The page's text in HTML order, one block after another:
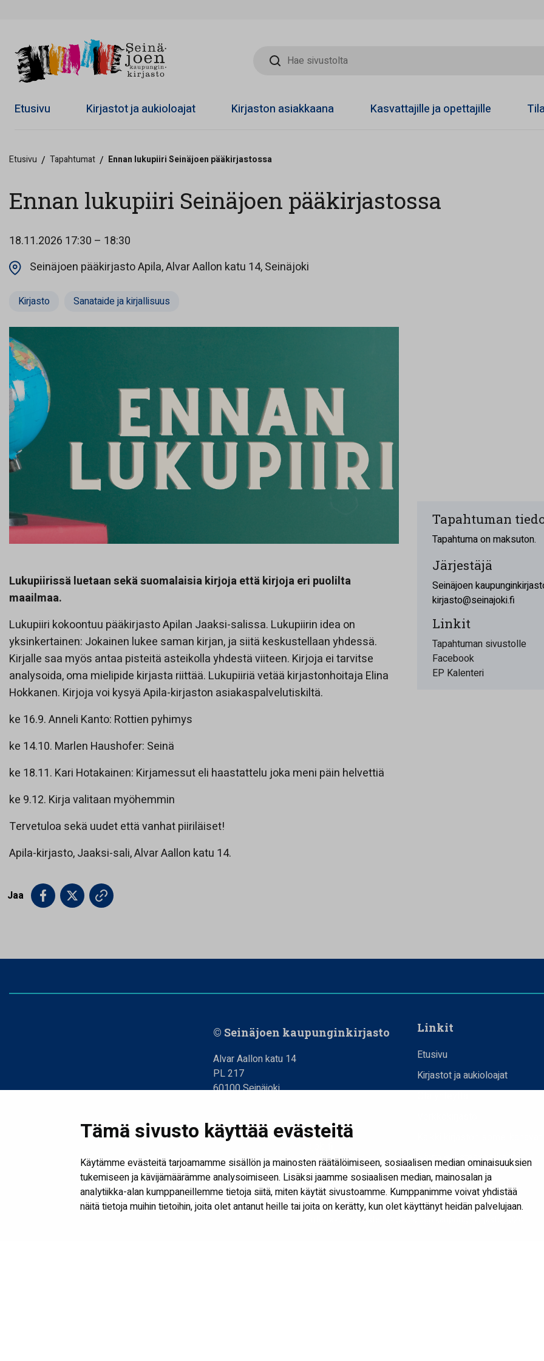
Tämä sivusto käyttää evästeitä
Käytämme evästeitä tarjoamamme sisällön ja mainosten räätälöimiseen, sosiaalisen median ominaisuuksien
tukemiseen ja kävijämäärämme analysoimiseen. Lisäksi jaamme sosiaalisen median, mainosalan ja
analytiikka-alan kumppaneillemme tietoja siitä, miten käytät sivustoamme. Kumppanimme voivat yhdistää
näitä tietoja muihin tietoihin, joita olet antanut heille tai joita on kerätty, kun olet käyttänyt heidän palvelujaan.
Hae sivustolta
Etusivu Kirjastot ja aukioloajat Kirjaston asiakkaana Kasvattajille ja opettajille
Etusivu / Tapahtumat / Ennan lukupiiri Seinäjoen pääkirjastossa
Ennan lukupiiri Seinäjoen pääkirjastossa
18.11.2026 17:30 – 18:30
Seinäjoen pääkirjasto Apila, Alvar Aallon katu 14, Seinäjoki
Kirjasto Sanataide ja kirjallisuus
Lukupiirissä luetaan sekä suomalaisia kirjoja että kirjoja eri puolilta
maailmaa.
Lukupiiri kokoontuu pääkirjasto Apilan Jaaksi-salissa. Lukupiirin idea on
yksinkertainen: Jokainen lukee saman kirjan, ja siitä keskustellaan yhdessä.
Kirjalle saa myös antaa pisteitä asteikolla yhdestä viiteen. Kirjoja ei tarvitse
analysoida, oma mielipide kirjasta riittää. Lukupiiriä vetää kirjastonhoitaja Elina
Hokkanen. Kirjoja voi kysyä Apila-kirjaston asiakaspalvelutiskiltä.
ke 16.9. Anneli Kanto: Rottien pyhimys
ke 14.10. Marlen Haushofer: Seinä
ke 18.11. Kari Hotakainen: Kirjamessut eli haastattelu joka meni päin helvettiä
ke 9.12. Kirja valitaan myöhemmin
Tervetuloa sekä uudet että vanhat piiriläiset!
Apila-kirjasto, Jaaksi-sali, Alvar Aallon katu 14.
Tapahtuman
Tapahtuma on maksuton.
Järjestäjä
Seinäjoen
kirjasto@seinajoki.fi
Linkit
Tapahtuman sivustolle
Facebook
EP Kalenteri
Jaa
© Seinäjoen kaupunginkirjasto
Alvar Aallon katu 14
PL 217
60100 Seinäjoki
kirjasto@seinajoki.fi
Linkit
Etusivu
Kirjastot ja aukioloajat
Näytä evästeasetukseni